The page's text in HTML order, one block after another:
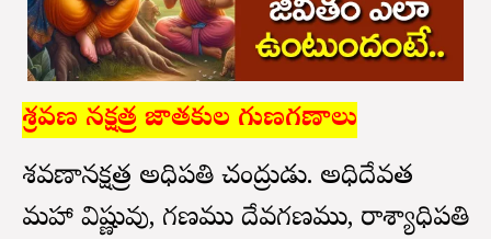
శ్రవణ నక్షత్ర జాతకుల గుణగణాలు
శ్రవణానక్షత్ర అధిపతి చంద్రుడు. అధిదేవత
మహా విష్ణువు, గణము దేవగణము, రాశ్యాధిపతి